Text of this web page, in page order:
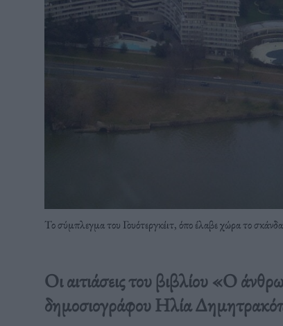
Το σύμπλεγμα του Γουότεργκέιτ, όπο έλαβε χώρα το
Οι αιτιάσεις του βιβλίου «Ο
δημοσιογράφου Ηλία